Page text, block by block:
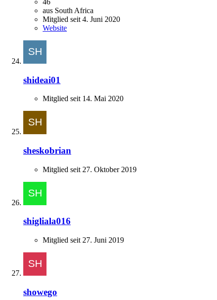
aus South Africa
Mitglied seit 4. Juni 2020
Website
shideai01
Mitglied seit 14. Mai 2020
sheskobrian
Mitglied seit 27. Oktober 2019
shigliala016
Mitglied seit 27. Juni 2019
showego